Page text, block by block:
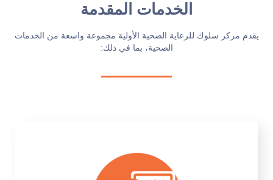
الخدمات المقدمة
يقدم مركز سلوك للرعاية الصحية الأولية مجموعة واسعة من الخدمات
الصحية، بما في ذلك: